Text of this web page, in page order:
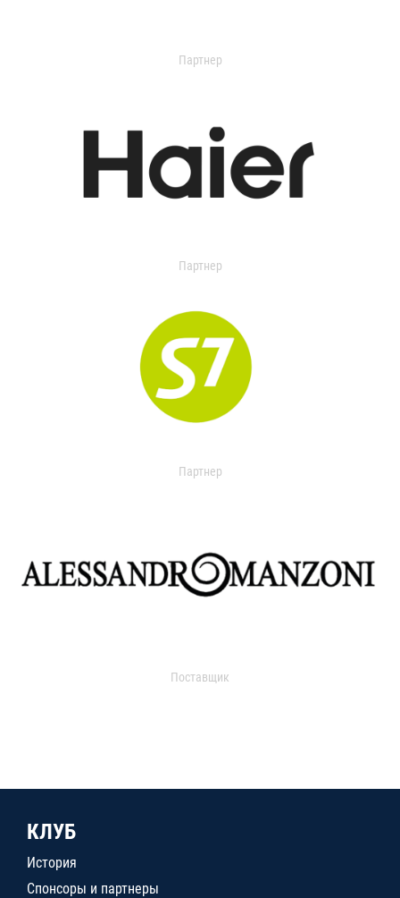
Партнер
Партнер
Партнер
Поставщик
КЛУБ
История
Спонсоры и партнеры